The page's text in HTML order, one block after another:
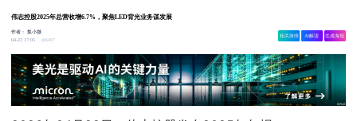
伟志控股2025年总营收增6.7%，聚焦LED背光业务谋发展
作者：集小微
04-22 17:05
6407
相关舆情 AI解读 生成海报